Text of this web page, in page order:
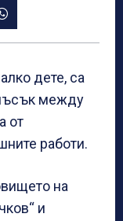
дете, са
между
от
работи.
на
и